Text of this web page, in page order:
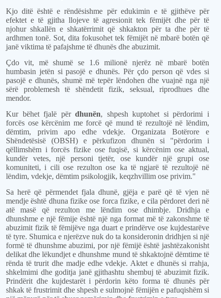
Kjo ditë është e rëndësishme për edukimin e të gjithëve për
efektet e të gjitha llojeve të agresionit tek fëmijët dhe për të
njohur shkallën e shkatërrimit që shkakton për ta dhe për të
ardhmen tonë. Sot, dita fokusohet tek fëmijët në mbarë botën që
janë viktima të pafajshme të dhunës dhe abuzimit.
Çdo vit, më shumë se 1.6 milionë njerëz në mbarë botën
humbasin jetën si pasojë e dhunës. Për çdo person që vdes si
pasojë e dhunës, shumë më tepër lëndohen dhe vuajnë nga një
sërë problemesh të shëndetit fizik, seksual, riprodhues dhe
mendor.
Kur bëhet fjalë përdhunën, shpesh kuptohet si përdorimi i
forcës ose kërcënim me forcë që mund të rezultojë në lëndim,
dëmtim, privim apo edhe vdekje. Organizata Botërore e
Shëndetësisë (OBSH) e përkufizon dhunën si "përdorim i
qëllimshëm i forcës fizike ose fuqisë, si kërcënim ose aktual,
kundër vetes, një personi tjetër, ose kundër një grupi ose
komuniteti, i cili ose rezulton ose ka të ngjarë të rezultojë në
lëndim, vdekje, dëmtim psikologjik, keqzhvillim ose privim."
Sa herë që përmendet fjala dhunë, gjëja e parë që të vjen në
mendje është dhuna fizike ose forca fizike, e cila përdoret deri në
atë masë që rezulton me lëndim ose dhimbje. Dridhja e
dhunshme e një fëmije është një nga format më të zakonshme të
abuzimit fizik të fëmijëve nga duart e prindërve ose kujdestarëve
të tyre. Shumica e njerëzve nuk do ta konsideronin dridhjen si një
formë të dhunshme abuzimi, por një fëmijë është jashtëzakonisht
delikat dhe lëkundjet e dhunshme mund të shkaktojnë dëmtime të
rënda të trurit dhe madje edhe vdekje. Aktet e dhunës si rrahja,
shkelmimi dhe goditja janë gjithashtu shembuj të abuzimit fizik.
Prindërit dhe kujdestarët i përdorin këto forma të dhunës për
shkak të frustrimit dhe shpesh e sulmojnë fëmijën e pafuqishëm si